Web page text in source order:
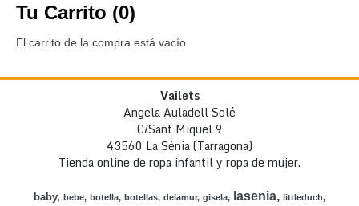
Tu Carrito (0)
El carrito de la compra está vacío
Vailets
Angela Auladell Solé
C/Sant Miquel 9
43560 La Sénia (Tarragona)
Tienda online de ropa infantil y ropa de mujer.
baby bebe botella botellas delamur gisela lasenia littleduch